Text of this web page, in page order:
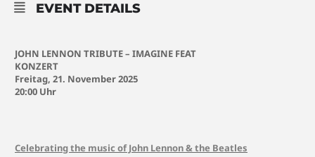
EVENT DETAILS
JOHN LENNON TRIBUTE – IMAGINE FEAT
KONZERT
Freitag, 21. November 2025
20:00 Uhr
Celebrating the music of John Lennon & the Beatles